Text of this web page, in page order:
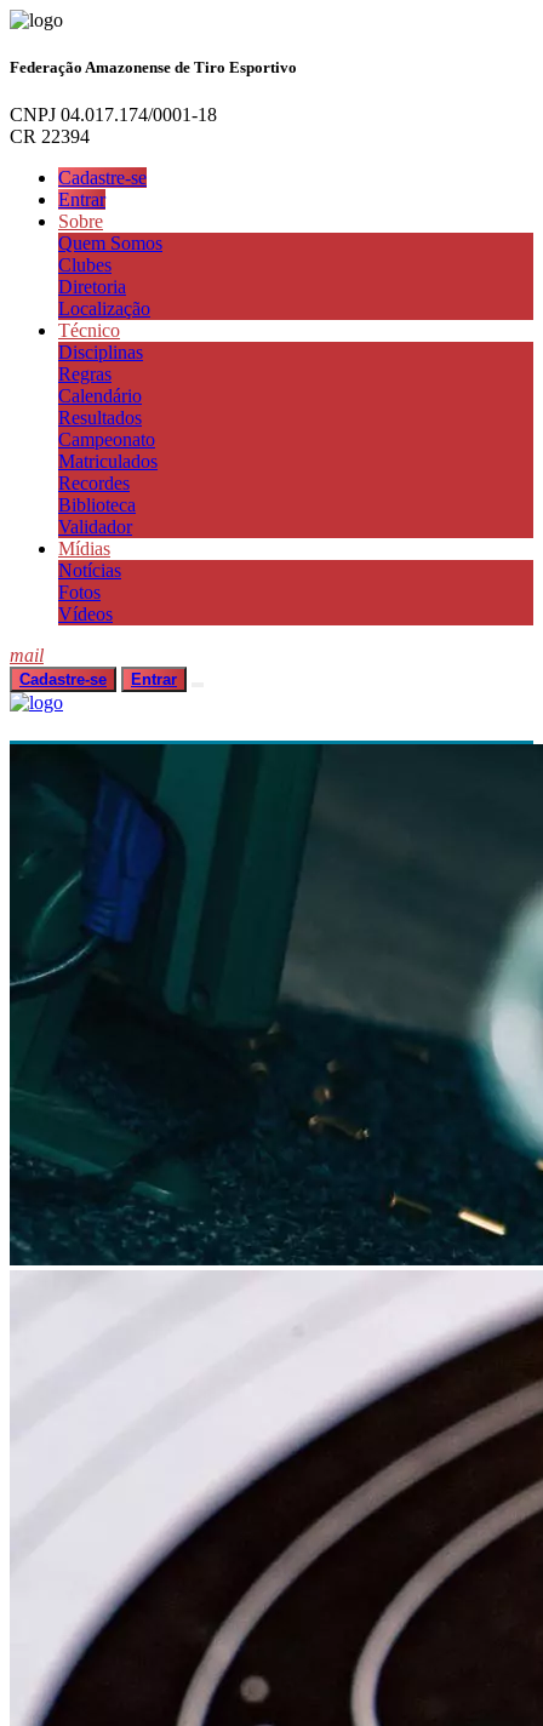
Federação Amazonense de Tiro Esportivo
CNPJ 04.017.174/0001-18
CR 22394
Cadastre-se
Entrar
Sobre
Quem Somos
Clubes
Diretoria
Localização
Técnico
Disciplinas
Regras
Calendário
Resultados
Campeonato
Matriculados
Recordes
Biblioteca
Validador
Mídias
Notícias
Fotos
Vídeos
mail
Cadastre-se Entrar